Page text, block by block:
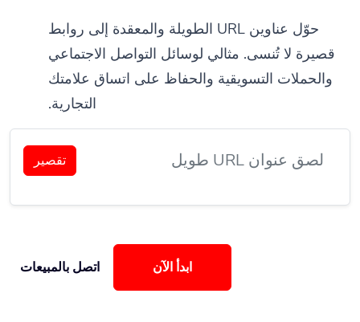
حوّل عناوين URL الطويلة والمعقدة إلى روابط
قصيرة لا تُنسى. مثالي لوسائل التواصل الاجتماعي
والحملات التسويقية والحفاظ على اتساق علامتك
التجارية.
تقصير
ابدأ الآن اتصل بالمبيعات